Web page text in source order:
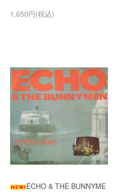
1,650円(税込)
ECHO & THE BUNNYME